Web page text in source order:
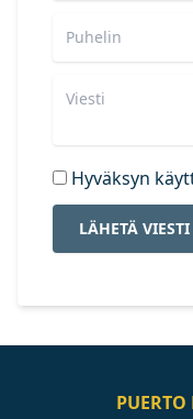
Hyväksyn
LÄHETÄ VIESTI